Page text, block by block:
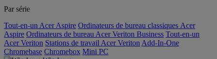
Par série
Tout-en-un Acer Aspire Ordinateurs de bureau classiques Acer
Aspire Ordinateurs de bureau Acer Veriton Business Tout-en-un
Acer Veriton Stations de travail Acer Veriton Add-In-One
Chromebase Chromebox Mini PC